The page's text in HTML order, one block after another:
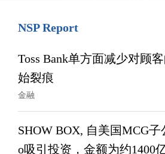
NSP Report
Toss Bank单方面减少对顾
始裂痕
金融
SHOW BOX, 自美国MCG子
o吸引投资，金额为约1400